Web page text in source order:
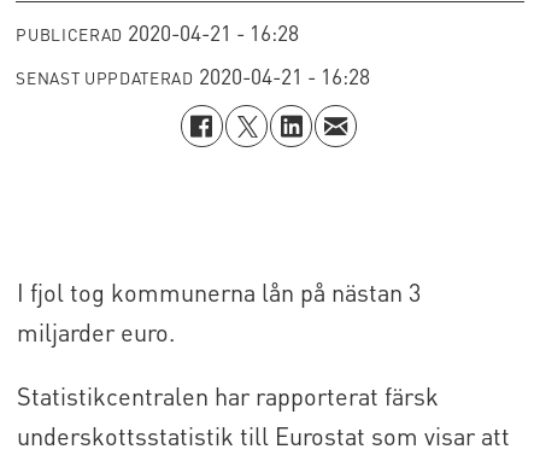
PUBLICERAD 2020-04-21 - 16:28
SENAST UPPDATERAD 2020-04-21 - 16:28
I fjol tog kommunerna lån på nästan 3
miljarder euro.
Statistikcentralen har rapporterat färsk
underskottsstatistik till Eurostat som visar att